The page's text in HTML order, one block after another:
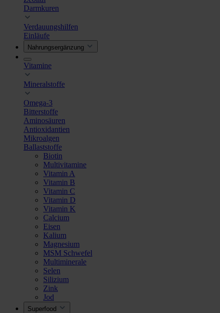
Darmkuren
Verdauungshilfen
Einläufe
Nahrungsergänzung
Vitamine
Mineralstoffe
Omega-3
Bitterstoffe
Aminosäuren
Antioxidantien
Mikroalgen
Ballaststoffe
Biotin
Multivitamine
Vitamin A
Vitamin B
Vitamin C
Vitamin D
Vitamin K
Calcium
Eisen
Kalium
Magnesium
MSM Schwefel
Multiminerale
Selen
Silizium
Zink
Jod
Superfood